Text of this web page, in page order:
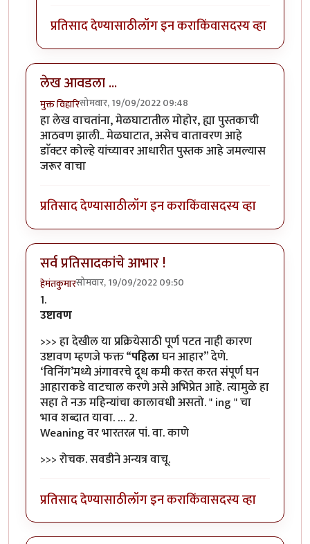
प्रतिसाद देण्यासाठीलॉग इन कराकिंवासदस्य व्हा
लेख आवडला ...
मुक्त विहारिसोमवार, 19/09/2022 09:48
हा लेख वाचतांना, मेळघाटातील मोहोर, ह्या पुस्तकाची
आठवण झाली.. मेळघाटात, असेच वातावरण आहे
डाॅक्टर कोल्हे यांच्यावर आधारीत पुस्तक आहे जमल्यास
जरूर वाचा
प्रतिसाद देण्यासाठीलॉग इन कराकिंवासदस्य व्हा
सर्व प्रतिसादकांचे आभार !
हेमंतकुमारसोमवार, 19/09/2022 09:50
1.
उष्टावण
>>> हा देखील या प्रक्रियेसाठी पूर्ण पटत नाही कारण
उष्टावण म्हणजे फक्त “पहिलाघन आहार” देणे.
‘विनिंग’मध्ये अंगावरचे दूध कमी करत करत संपूर्ण घन
आहाराकडे वाटचाल करणे असे अभिप्रेत आहे. त्यामुळे हा
सहा ते नऊ महिन्यांचा कालावधी असतो. " ing " चा
भाव शब्दात यावा. … 2.
Weaning वर भारतरत्न पां. वा. काणे
>>> रोचक. सवडीने अन्यत्र वाचू.
प्रतिसाद देण्यासाठीलॉग इन कराकिंवासदस्य व्हा